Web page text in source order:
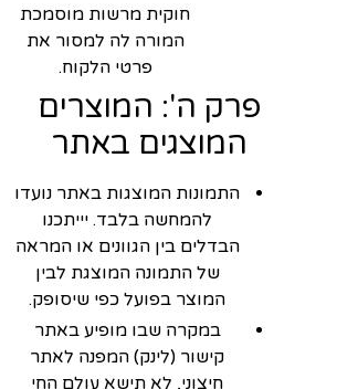
חוקית מרשות מוסמכת
המורה לה למסור את
פרטי הלקוח.
פרק ה': המוצרים
המוצגים באתר
התמונות המוצגות באתר נועדו
להמחשה בלבד. יייתכנו
הבדלים בין הגוונים או המראה
של התמונה המוצגת לבין
המוצר בפועל כפי שיסופק.
במקרה שבו מופיע באתר
קישור (לינק) המפנה לאתר
חיצוני, לא תישא עולם החי